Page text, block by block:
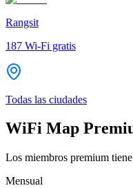
Rangsit
187 Wi-Fi gratis
Todas las ciudades
WiFi Map
Los miembros premium
Mensual